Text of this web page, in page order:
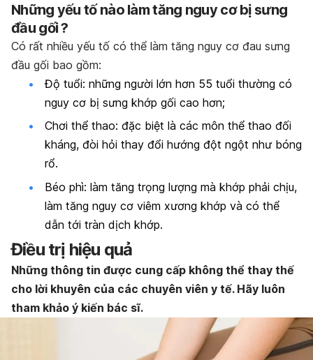
Những yếu tố nào làm tăng nguy cơ bị sưng
đầu gối ?
Có rất nhiều yếu tố có thể làm tăng nguy cơ đau sưng
đầu gối bao gồm:
Độ tuổi: những người lớn hơn 55 tuổi thường có
nguy cơ bị sưng khớp gối cao hơn;
Chơi thể thao: đặc biệt là các môn thể thao đối
kháng, đòi hỏi thay đổi hướng đột ngột như bóng
rổ.
Béo phì: làm tăng trọng lượng mà khớp phải chịu,
làm tăng nguy cơ viêm xương khớp và có thể
dẫn tới tràn dịch khớp.
Điều trị hiệu quả
Những thông tin được cung cấp không thể thay thế
cho lời khuyên của các chuyên viên y tế. Hãy luôn
tham khảo ý kiến bác sĩ.